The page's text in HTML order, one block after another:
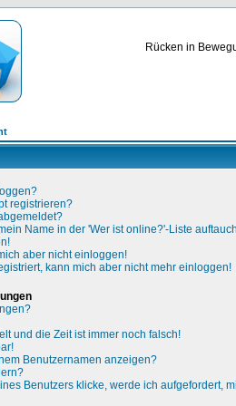
Rücken in
registrieren?
Name in der 'Wer ist online?'-Liste
aber nicht einloggen!
kann mich aber nicht mehr einloggen!
und die Zeit ist immer noch falsch!
Benutzernamen anzeigen?
Benutzers klicke, werde ich aufgefordert,